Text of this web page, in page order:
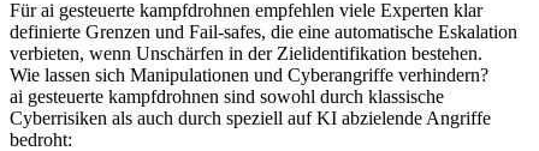
Für ai gesteuerte kampfdrohnen empfehlen viele Experten klar
definierte Grenzen und Fail‑safes, die eine automatische Eskalation
verbieten, wenn Unschärfen in der Zielidentifikation bestehen.
Wie lassen sich Manipulationen und Cyberangriffe verhindern?
ai gesteuerte kampfdrohnen sind sowohl durch klassische
Cyberrisiken als auch durch speziell auf KI abzielende Angriffe
bedroht: